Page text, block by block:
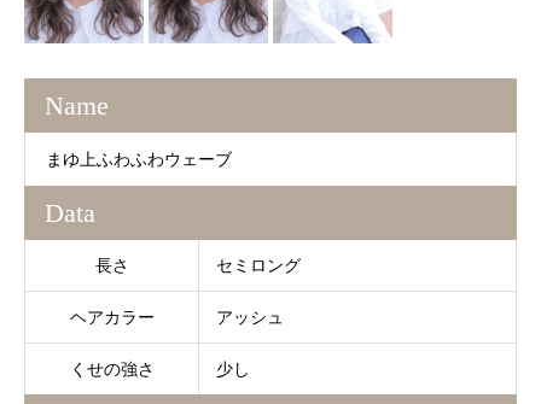
Name
まゆ上ふわふわウェーブ
Data
長さ セミロング
ヘアカラー アッシュ
くせの強さ 少し